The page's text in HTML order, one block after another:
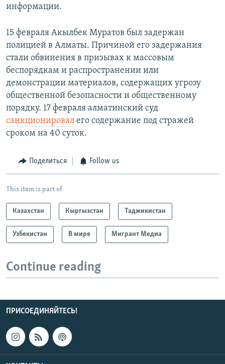
информации.
15 февраля Акылбек Муратов был задержан
полицией в Алматы. Причиной его задержания
стали обвинения в призывах к массовым
беспорядкам и распространении или
демонстрации материалов, содержащих угрозу
общественной безопасности и общественному
порядку. 17 февраля алматинский суд
санкционировал его содержание под стражей
сроком на 40 суток.
Поделиться Follow us
This item is part of
Казахстан Кыргызстан Таджикистан
Узбекистан В мире Мигрант Медиа
Continue reading
ПРИСОЕДИНЯЙТЕСЬ!